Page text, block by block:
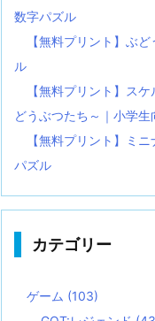
数字パズル
【無料プリント】ぶ
ル
【無料プリント】ス
どうぶつたち～｜小学
【無料プリント】ミ
パズル
カテゴリー
ゲーム (103)